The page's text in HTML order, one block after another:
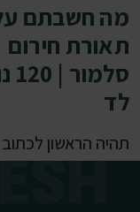
מה חשבתם
תאורת חירום
לד
תהיה הראשון